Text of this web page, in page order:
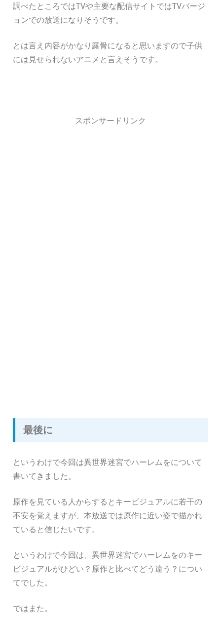
調べたところではTVや主要な配信サイトではTVバージ
ョンでの放送になりそうです。
とは言え内容がかなり露骨になると思いますので子供
には見せられないアニメと言えそうです。
スポンサードリンク
最後に
というわけで今回は異世界迷宮でハーレムをについて
書いてきました。
原作を見ている人からするとキービジュアルに若干の
不安を覚えますが、本放送では原作に近い姿で描かれ
ていると信じたいです。
というわけで今回は、異世界迷宮でハーレムをのキー
ビジュアルがひどい？原作と比べてどう違う？につい
てでした。
ではまた。